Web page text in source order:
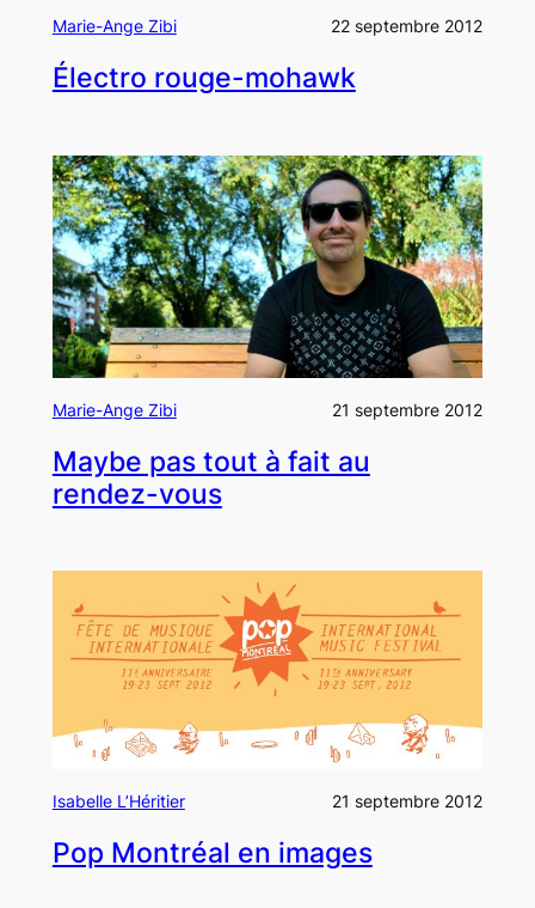
Marie-Ange Zibi 22 septembre 2012
Électro rouge-mohawk
Marie-Ange Zibi 21 septembre 2012
Maybe pas tout à fait au
rendez-vous
Isabelle L’Héritier 21 septembre 2012
Pop Montréal en images